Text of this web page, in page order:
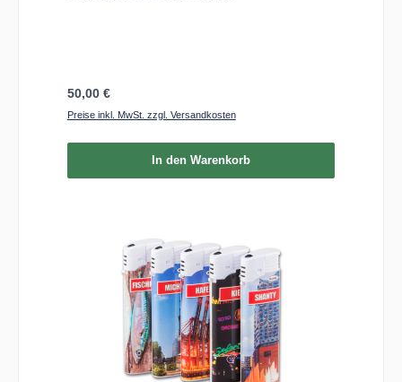
Regulärer Preis:
50,00 €
Preise inkl. MwSt. zzgl. Versandkosten
In den Warenkorb